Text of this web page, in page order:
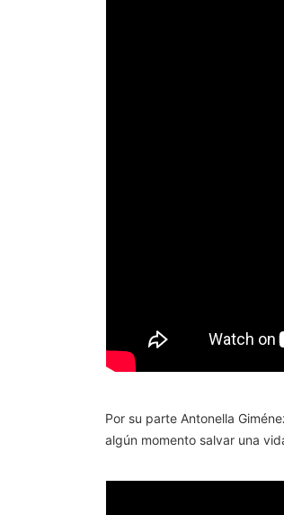
Por su parte Antonella
algún momento salvar una